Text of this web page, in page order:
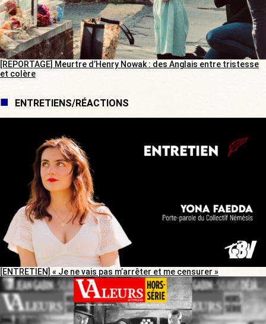
[REPORTAGE] Meurtre d’Henry Nowak : des Anglais entre tristesse
et colère
ENTRETIENS/RÉACTIONS
[ENTRETIEN] « Je ne vais pas m’arrêter et me censurer »